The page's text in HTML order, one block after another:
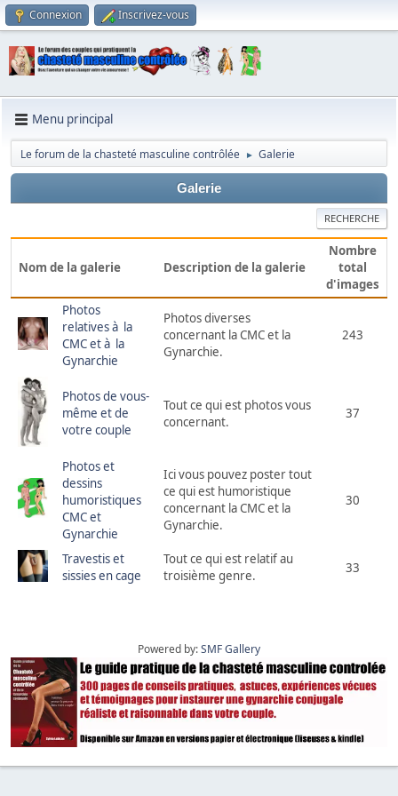
Connexion Inscrivez-vous
Menu principal
Le forum de la chasteté masculine contrôlée ► Galerie
Galerie
RECHERCHE
Nom de la galerie Description de la galerie
Nombre
total
d'images
Photos
relatives à la
CMC et à la
Gynarchie
Photos diverses
concernant la CMC et la
Gynarchie.
243
Photos de vous-
même et de
votre couple
Tout ce qui est photos vous
concernant.
37
Photos et
dessins
humoristiques
CMC et
Gynarchie
Ici vous pouvez poster tout
ce qui est humoristique
concernant la CMC et la
Gynarchie.
30
Travestis et
sissies en cage
Tout ce qui est relatif au
troisième genre.
33
Powered by:SMF Gallery